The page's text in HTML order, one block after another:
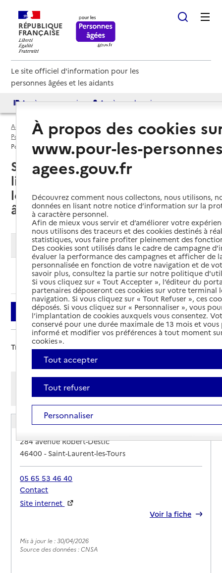
RÉPUBLIQUE
FRANÇAISE
Le site officiel d'information pour les
personnes âgées et les aidants
Accès aux annuaires Accès par besoin
Accueil
Espace annuaire
Points d'information par département
Lot (46)
Point d'information local dédié aux personnes âgées
Saint-Laurent-les-Tours (46400) :
liste des points d'information
locaux dédiés aux personnes
âgées
Modifier ma recherche
Ajouter cette recherche aux favoris
Filtrer
Trier par :
Espace Personnes Âgées - Saint-Céré
Adresse
284 avenue Robert-Destic
46400-Saint-Laurent-les-Tours
05 65 53 46 40
Contact
Site internet
Voir la fiche
Mis à jour le : 30/04/2026
Source des données : CNSA
À propos des cookies
www.pour-les-
agees.gouv.fr
Découvrez comment nous collectons, nous utilisons,
données en lisant notre notice d’information sur la
à caractère personnel.
Afin de mieux vous servir et d’améliorer votre
nous utilisons des traceurs et des cookies destinés à
statistiques, vous faire profiter pleinement des
Des cookies sont utilisés dans le cadre de campagne
évaluer la performance des campagnes et afficher de
personnalisée en fonction de votre navigation et de
savoir plus, consultez la partie sur notre politique
Si vous cliquez sur « Tout Accepter », l’éditeur du
partenaires déposeront ces cookies sur votre terminal
navigation. Si vous cliquez sur « Tout Refuser », ces
déposés. Si vous cliquez sur « Personnaliser », vous
l’implantation de cookies auxquels vous consentez.
conservé pour une durée maximale de 13 mois et
informé et modifier vos préférences à tout moment
cookies ».
Tout accepter
Tout refuser
Personnaliser